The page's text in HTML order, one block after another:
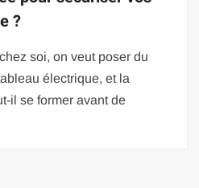
?
soi, on veut poser du
électrique, et la
il se former avant de